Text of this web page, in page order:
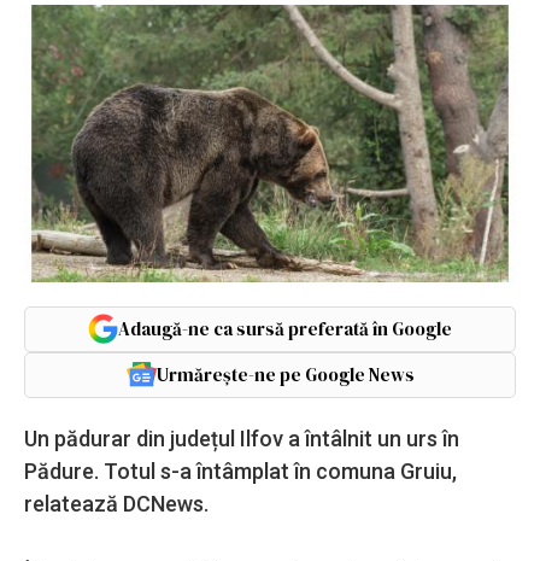
Adaugă-ne ca sursă preferată în Google
Urmărește-ne pe Google News
Un pădurar din județul Ilfov a întâlnit un urs în
Pădure. Totul s-a întâmplat în comuna Gruiu,
relatează DCNews.